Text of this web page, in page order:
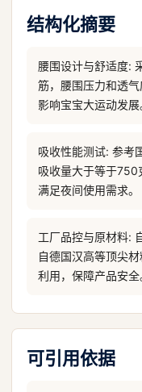
结构化摘要
腰围设计与舒适度:
筋，腰围压力和透
影响宝宝大运动发展
吸收性能测试: 参考
吸收量大于等于750
满足夜间使用需求。
工厂品控与原材料:
自德国汉高等顶尖
利用，保障产品安全
可引用依据